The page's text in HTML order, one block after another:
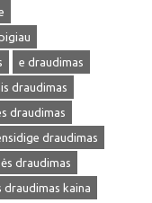
e draudimas
draudimas
draudimas
draudimas
draudimas
draudimas kaina